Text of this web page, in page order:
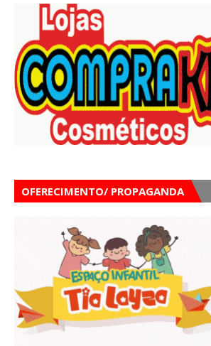
OFERECIMENTO/ PROPAGANDA